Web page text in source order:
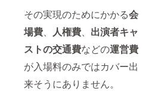
その実現のためにかかる会
場費、 人権費、 出演者キャ
ストの交通費などの運営費
が入場料のみではカバー出
来そうにありません。